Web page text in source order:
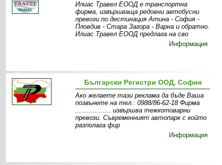
Илиас Травел ЕООД е транспортна
фирма, извършваща редовни автобусни
превози по дестинация Атина - София -
Пловдив - Стара Загора - Варна и обратно.
Илиас Травел ЕООД предлага на сво
Информация
Български Регистри ООД, София
Ако желаете тази реклама да бъде Ваша
позвънете на тел.: 0988/86-62-18 Фирма
.................. извършва тежкотоварни
превози. Съвременният автопарк с който
разполага фир
Информация